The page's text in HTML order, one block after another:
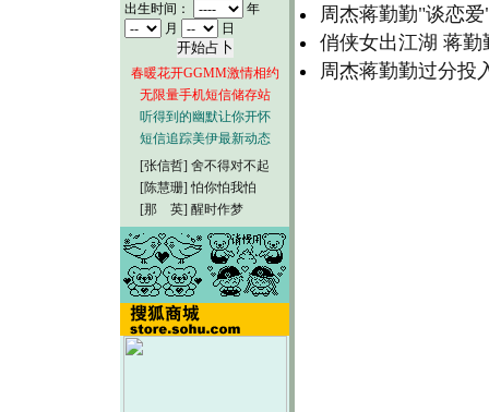
出生时间：
年
月
日
春暖花开GGMM激情相约
无限量手机短信储存站
听得到的幽默让你开怀
短信追踪美伊最新动态
[张信哲] 舍不得对不起
[陈慧珊] 怕你怕我怕
[那 英] 醒时作梦
周杰蒋勤勤"谈恋
俏侠女出江湖 蒋
周杰蒋勤勤过分投